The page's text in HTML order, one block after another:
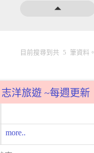
arrow_drop_up
目前搜尋到共 5 筆資料。
志洋旅遊 ~每週更新
more..